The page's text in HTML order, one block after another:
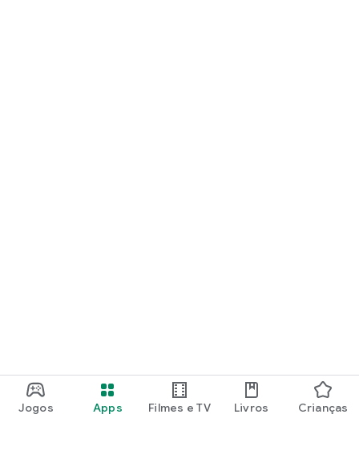
Jogos Apps Filmes e TV Livros Crianças